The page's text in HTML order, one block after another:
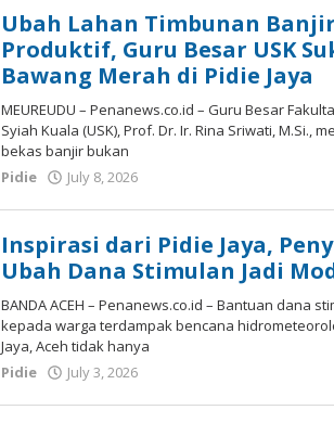
Ubah Lahan Timbunan
Produktif, Guru Besar USK
Bawang Merah di Pidie Jaya
MEUREUDU – Penanews.co.id – Guru Besar
Syiah Kuala (USK), Prof. Dr. Ir. Rina Sriwati, M.Si.,
bekas banjir bukan
Pidie
July 8, 2026
Inspirasi dari Pidie Jaya,
Ubah Dana Stimulan Jadi
BANDA ACEH – Penanews.co.id – Bantuan dana
kepada warga terdampak bencana
Jaya, Aceh tidak hanya
Pidie
July 3, 2026